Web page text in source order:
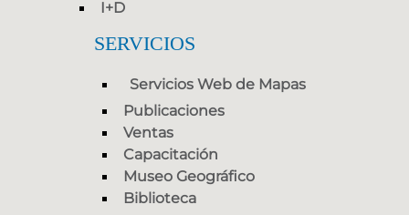
I+D
SERVICIOS
Servicios Web de Mapas
Publicaciones
Ventas
Capacitación
Museo Geográfico
Biblioteca